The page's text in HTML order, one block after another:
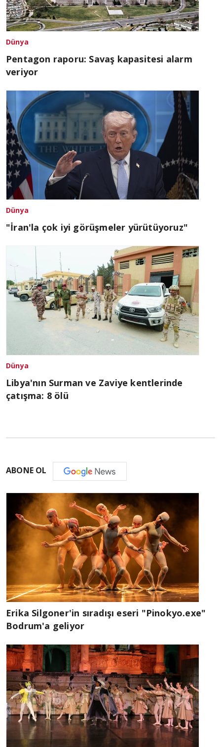
Dünya
Pentagon raporu: Savaş kapasitesi alarm
veriyor
Dünya
"İran'la çok iyi görüşmeler yürütüyoruz"
Dünya
Libya'nın Surman ve Zaviye kentlerinde
çatışma: 8 ölü
ABONE OL
Erika Silgoner'in sıradışı eseri "Pinokyo.exe"
Bodrum'a geliyor